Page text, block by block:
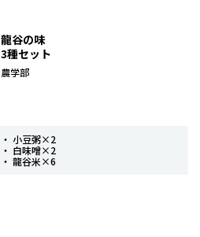
龍谷の味
3種セット
農学部
・ 小豆粥×2
・ 白味噌×2
・ 龍谷米×6